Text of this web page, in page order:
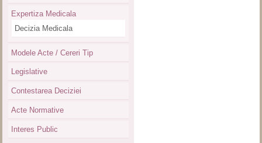
Expertiza Medicala
Decizia Medicala
Modele Acte / Cereri Tip
Legislative
Contestarea Deciziei
Acte Normative
Interes Public